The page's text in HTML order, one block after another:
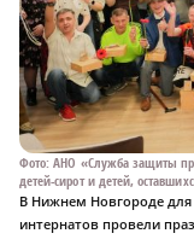
Фото: АНО «Служба защиты
детей-сирот и детей,
В Нижнем Новгороде
интернатов провели